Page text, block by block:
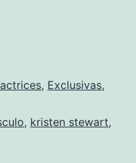
, Exclusivas,
, kristen stewart,